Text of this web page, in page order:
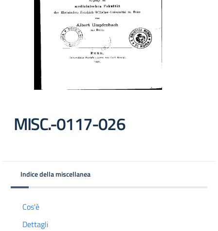
MISC.-0117-026
Indice della miscellanea
Cos'è
Dettagli